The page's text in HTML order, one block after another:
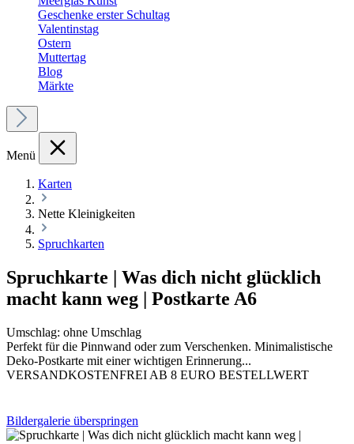
Geschenke erster Schultag
Valentinstag
Ostern
Muttertag
Blog
Märkte
Menü
Karten
Nette Kleinigkeiten
Spruchkarten
Spruchkarte | Was dich nicht glücklich
macht kann weg | Postkarte A6
Umschlag: ohne Umschlag
Perfekt für die Pinnwand oder zum Verschenken. Minimalistische
Deko-Postkarte mit einer wichtigen Erinnerung...
VERSANDKOSTENFREI AB 8 EURO BESTELLWERT
Bildergalerie überspringen